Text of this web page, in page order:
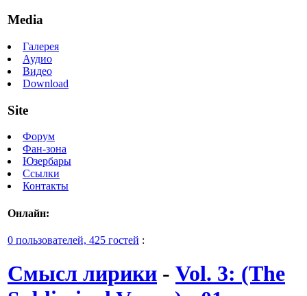
Media
Галерея
Аудио
Видео
Download
Site
Форум
Фан-зона
Юзербары
Ссылки
Контакты
Онлайн:
0 пользователей, 425 гостей :
Смысл лирики - Vol. 3: (The